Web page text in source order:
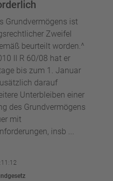
Grundvermögens ist
Zweifel
beurteilt worden.^
II R 60/08 hat er
bis zum 1. Januar
darauf
Unterbleiben einer
des Grundvermögens
mit
insb ...